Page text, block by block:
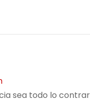
sea todo lo